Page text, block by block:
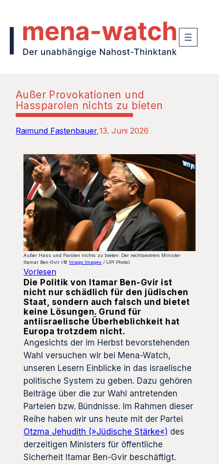
Außer Provokationen und
Hassparolen nichts zu bieten
Raimund Fastenbauer 13. Juni 2026
Außer Hass und Parolen nichts zu bieten: Der rechtsextrem Minister
Itamar Ben-Gvir (© Imago Images / UPI Photo)
Vorlesen
Die Politik von Itamar Ben-Gvir ist
nicht nur schädlich für den jüdischen
Staat, sondern auch falsch und bietet
keine Lösungen. Grund für
antiisraelische Überheblichkeit hat
Europa trotzdem nicht.
Angesichts der im Herbst bevorstehenden
Wahl versuchen wir bei Mena-Watch,
unseren Lesern Einblicke in das israelische
politische System zu geben. Dazu gehören
Beiträge über die zur Wahl antretenden
Parteien bzw. Bündnisse. Im Rahmen dieser
Reihe haben wir uns heute mit der Partei
Otzma Jehudith (»Jüdische Stärke«) des
derzeitigen Ministers für öffentliche
Sicherheit Itamar Ben-Gvir beschäftigt.